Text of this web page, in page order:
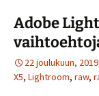
Adobe
22 joulukuun, 2019
X5, Lightroom, raw,